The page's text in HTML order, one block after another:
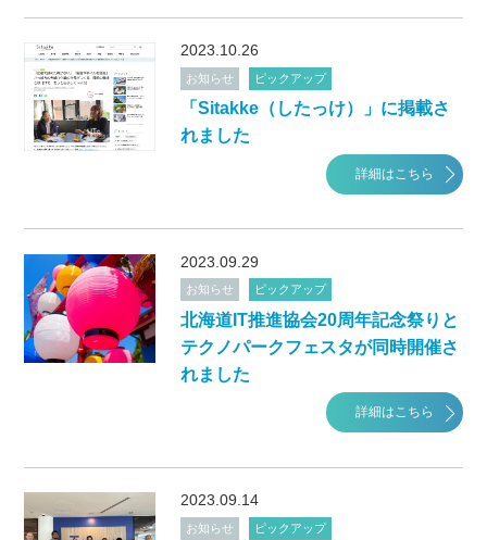
2023.10.26
お知らせ ピックアップ
「Sitakke（したっけ）」に掲載さ
れました
詳細はこちら
2023.09.29
お知らせ ピックアップ
北海道IT推進協会20周年記念祭りと
テクノパークフェスタが同時開催さ
れました
詳細はこちら
2023.09.14
お知らせ ピックアップ